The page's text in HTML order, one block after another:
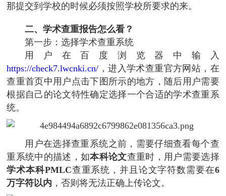
那提交到学校的时候必须按照学校所要求的来。
二、学术查重报告怎么看？
第一步：选择学术查重系统
用户在百度浏览器中输入
https://check7.lwcnki.cn/ ，进入学术查重官方网站，在
查重首页中用户点击下图所示的地方，随后用户需要
根据自己的论文特性确定选择一个合适的学术查重系
统。
用户在选择查重系统之前，需要仔细查看每个查
重系统中的描述，如本科论文查重时，用户需要选择
学术本科PMLC查重系统，并且论文字符数需要在6
万字符以内 ，否则将无法正确上传论文。